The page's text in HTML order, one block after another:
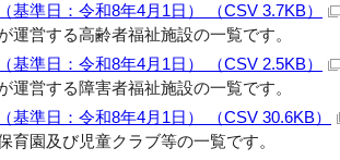
基準日：令和8年4月1日） （CSV 3.7KB）
運営する高齢者福祉施設の一覧です。
基準日：令和8年4月1日） （CSV 2.5KB）
運営する障害者福祉施設の一覧です。
基準日：令和8年4月1日） （CSV 30.6KB）
育園及び児童クラブ等の一覧です。